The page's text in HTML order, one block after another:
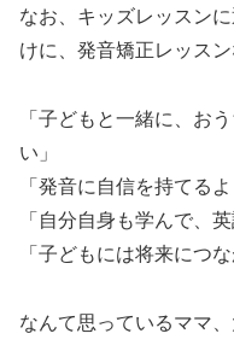
なお、キッズレッスン
けに、発音矯正レッス
「子どもと一緒に、お
い」
「発音に自信を持てる
「自分自身も学んで、
「子どもには将来につ
なんて思っているママ